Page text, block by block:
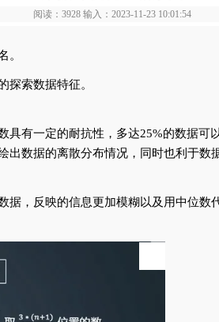
阅读：3928 输入：2023-11-23 10:01:54
。
探索数据特征。
有一定的耐抗性，多达25%的数据
数据的离散分布情况，同时也利于数
，反映的信息更加模糊以及用中位数